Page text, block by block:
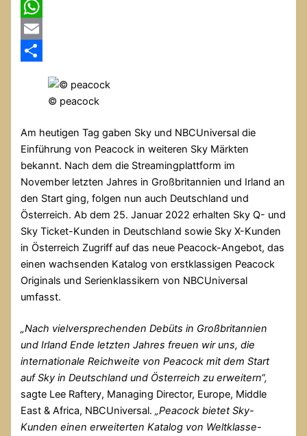
X
WhatsApp
Email
© peacock
Am heutigen Tag gaben Sky und NBCUniversal die
Einführung von Peacock in weiteren Sky Märkten
bekannt. Nach dem die Streamingplattform im
November letzten Jahres in Großbritannien und Irland an
den Start ging, folgen nun auch Deutschland und
Österreich. Ab dem 25. Januar 2022 erhalten Sky Q- und
Sky Ticket-Kunden in Deutschland sowie Sky X-Kunden
in Österreich Zugriff auf das neue Peacock-Angebot, das
einen wachsenden Katalog von erstklassigen Peacock
Originals und Serienklassikern von NBCUniversal
umfasst.
„Nach vielversprechenden Debüts in Großbritannien
und Irland Ende letzten Jahres freuen wir uns, die
internationale Reichweite von Peacock mit dem Start
auf Sky in Deutschland und Österreich zu erweitern“,
sagte Lee Raftery, Managing Director, Europe, Middle
East & Africa, NBCUniversal. „Peacock bietet Sky-
Kunden einen erweiterten Katalog von Weltklasse-